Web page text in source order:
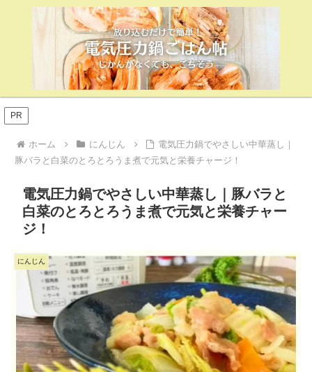
PR
ホーム にんじん
電気圧力鍋でやさしい中華蒸し｜
豚バラと白菜のとろとろうま煮で元気と栄養チャージ！
電気圧力鍋でやさしい中華蒸し｜豚バラと
白菜のとろとろうま煮で元気と栄養チャー
ジ！
にんじん